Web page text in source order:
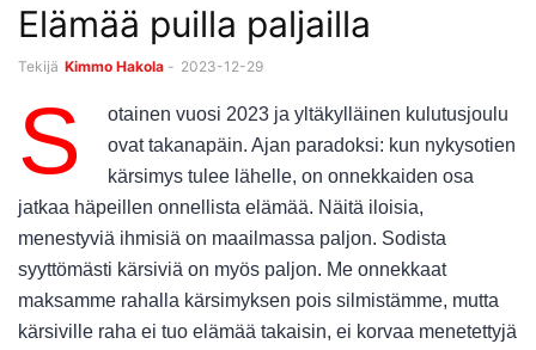
Elämää puilla paljailla
Tekijä Kimmo Hakola - 2023-12-29
S
otainen vuosi 2023 ja yltäkylläinen kulutusjoulu
ovat takanapäin. Ajan paradoksi: kun nykysotien
kärsimys tulee lähelle, on onnekkaiden osa
jatkaa häpeillen onnellista elämää. Näitä iloisia,
menestyviä ihmisiä on maailmassa paljon. Sodista
syyttömästi kärsiviä on myös paljon. Me onnekkaat
maksamme rahalla kärsimyksen pois silmistämme, mutta
kärsiville raha ei tuo elämää takaisin, ei korvaa menetettyjä